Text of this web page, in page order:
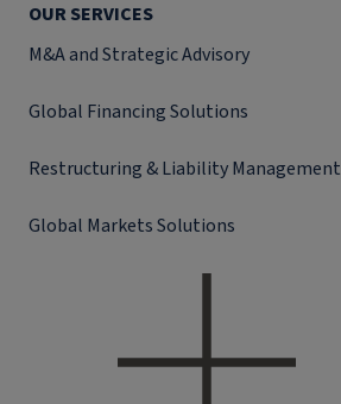
OUR SERVICES
M&A and Strategic Advisory
Global Financing Solutions
Restructuring & Liability Management
Global Markets Solutions